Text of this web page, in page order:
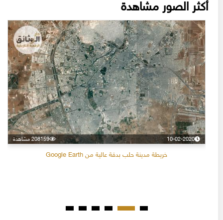
أكثر الصور مشاهدة
10-02-2020 208159 مشاهدة
خريطة مدينة حلب بدقة عالية من Google Earth